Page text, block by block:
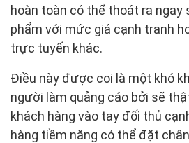
hoàn toàn có thể thoát ra ngay
phẩm với mức giá cạnh tranh
trực tuyến khác.
Điều này được coi là một khó
người làm quảng cáo bởi sẽ
khách hàng vào tay đối thủ
hàng tiềm năng có thể đặt